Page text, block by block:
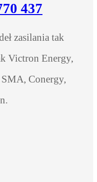
437
zasilania tak
Victron Energy,
Conergy,